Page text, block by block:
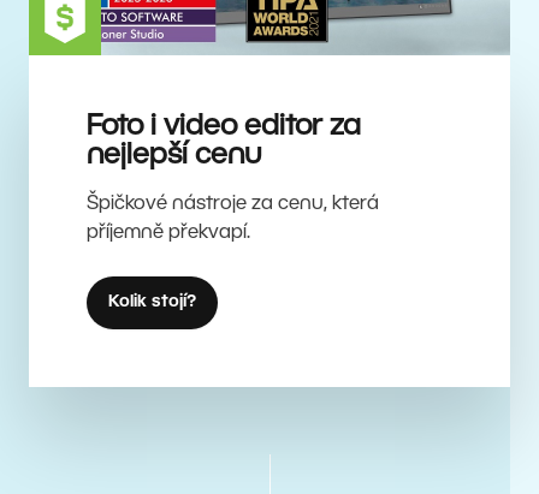
Foto i video editor za
nejlepší cenu
Špičkové nástroje za cenu, která
příjemně překvapí.
Kolik stojí?